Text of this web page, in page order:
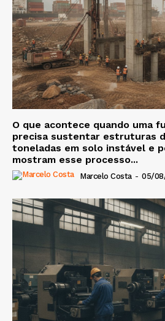
O que acontece quando uma
precisa sustentar estruturas
toneladas em solo instável e
mostram esse processo...
Marcelo Costa - 05/